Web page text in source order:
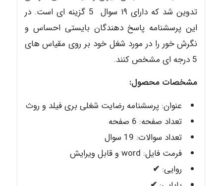
تدوین شد که دارای ۱۹ سوال 5 گزینه ای است. در
این پرسشنامه پاسخ دهندگان بایستی احساس و
نگرش خور را در مورد شغل خود بر روی مقیاس های
5 درجه ای مشخص کنند.
مشخصات محصول:
عنوان: پرسشنامه رضایت شغلی بری فیلد و روث
تعداد صفحه: 6 صفحه
تعداد سوالات: 19 سوال
فرمت فایل: word و قابل ویرایش
روایی: ✔